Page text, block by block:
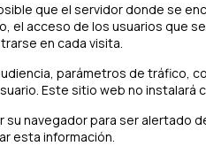
que el servidor donde se
el acceso de los usuarios que
en cada visita.
parámetros de
Este sitio web no
navegador para ser alertado
esta información.